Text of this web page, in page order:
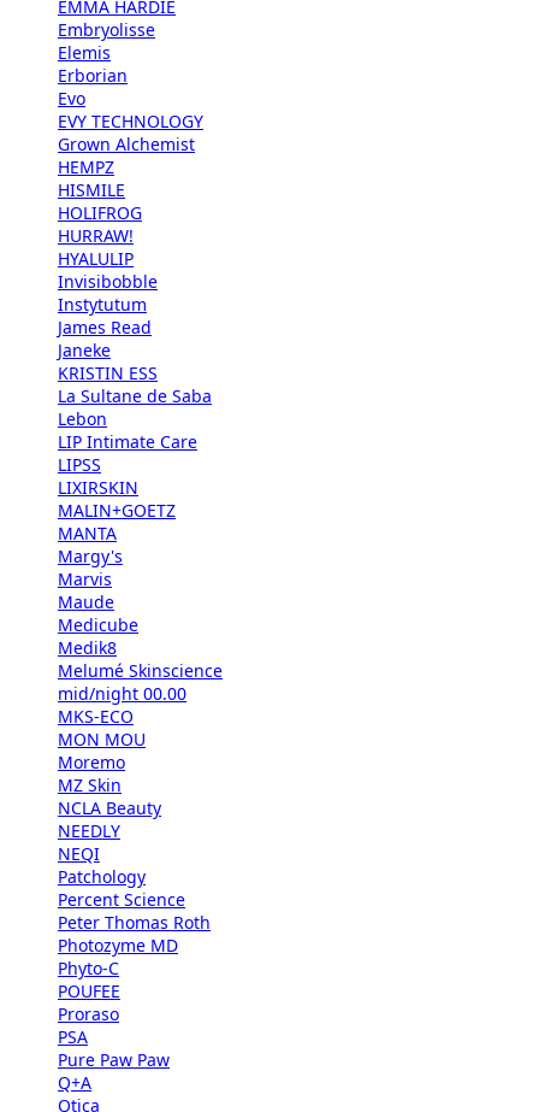
EMMA HARDIE
Embryolisse
Elemis
Erborian
Evo
EVY TECHNOLOGY
Grown Alchemist
HEMPZ
HISMILE
HOLIFROG
HURRAW!
HYALULIP
Invisibobble
Instytutum
James Read
Janeke
KRISTIN ESS
La Sultane de Saba
Lebon
LIP Intimate Care
LIPSS
LIXIRSKIN
MALIN+GOETZ
MANTA
Margy's
Marvis
Maude
Medicube
Medik8
Melumé Skinscience
mid/night 00.00
MKS-ECO
MON MOU
Moremo
MZ Skin
NCLA Beauty
NEEDLY
NEQI
Patchology
Percent Science
Peter Thomas Roth
Photozyme MD
Phyto-C
POUFEE
Proraso
PSA
Pure Paw Paw
Q+A
Qtica